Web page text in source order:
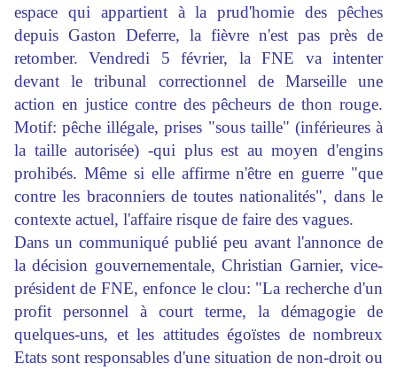
espace qui appartient à la prud'homie des pêches
depuis Gaston Deferre, la fièvre n'est pas près de
retomber. Vendredi 5 février, la FNE va intenter
devant le tribunal correctionnel de Marseille une
action en justice contre des pêcheurs de thon rouge.
Motif: pêche illégale, prises "sous taille" (inférieures à
la taille autorisée) -qui plus est au moyen d'engins
prohibés. Même si elle affirme n'être en guerre "que
contre les braconniers de toutes nationalités", dans le
contexte actuel, l'affaire risque de faire des vagues.
Dans un communiqué publié peu avant l'annonce de
la décision gouvernementale, Christian Garnier, vice-
président de FNE, enfonce le clou: "La recherche d'un
profit personnel à court terme, la démagogie de
quelques-uns, et les attitudes égoïstes de nombreux
Etats sont responsables d'une situation de non-droit ou